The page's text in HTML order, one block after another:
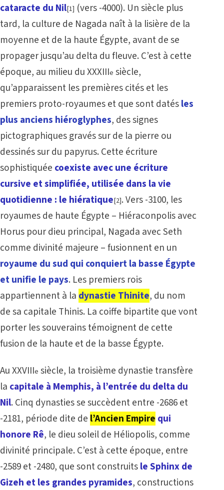
cataracte du Nil[1] (vers -4000). Un siècle plus
tard, la culture de Nagada naît à la lisière de la
moyenne et de la haute Égypte, avant de se
propager jusqu’au delta du fleuve. C’est à cette
époque, au milieu du XXXIIIe siècle,
qu’apparaissent les premières cités et les
premiers proto-royaumes et que sont datésles
plus anciens hiéroglyphes, des signes
pictographiques gravés sur de la pierre ou
dessinés sur du papyrus. Cette écriture
sophistiquée coexiste avec une écriture
cursive et simplifiée, utilisée dans la vie
quotidienne : le hiératique[2]. Vers -3100, les
royaumes de haute Égypte – Hiéraconpolis avec
Horus pour dieu principal, Nagada avec Seth
comme divinité majeure – fusionnent en un
royaume du sud qui conquiert la basse Égypte
et unifie le pays. Les premiers rois
appartiennent à la dynastie Thinite, du nom
de sa capitale Thinis. La coiffe bipartite que vont
porter les souverains témoignent de cette
fusion de la haute et de la basse Égypte.
Au XXVIIIe siècle, la troisième dynastie transfère
la capitale à Memphis, à l’entrée du delta du
Nil. Cinq dynasties se succèdent entre -2686 et
-2181, période dite de l’Ancien Empire qui
honore Rê, le dieu soleil de Héliopolis, comme
divinité principale. C’est à cette époque, entre
-2589 et -2480, que sont construitsle Sphinx de
Gizeh et les grandes pyramides, constructions